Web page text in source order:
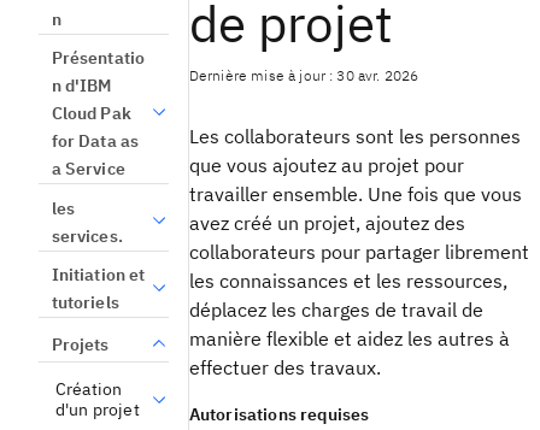
n
Présentatio
n d'IBM
Cloud Pak
for Data as
a Service
les
services.
Initiation et
tutoriels
Projets
Création
d'un projet
de projet
Dernière mise à jour : 30 avr. 2026
Les collaborateurs sont les personnes
que vous ajoutez au projet pour
travailler ensemble. Une fois que vous
avez créé un projet, ajoutez des
collaborateurs pour partager librement
les connaissances et les ressources,
déplacez les charges de travail de
manière flexible et aidez les autres à
effectuer des travaux.
Autorisations requises